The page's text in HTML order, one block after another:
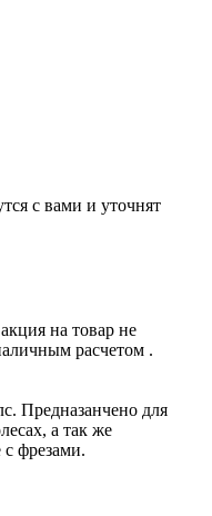
с вами и уточнят
на товар не
расчетом .
Предназанчено для
а так же
фрезами.